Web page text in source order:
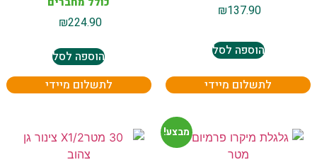
₪137.90
הוספה לסל
לתשלום מיידי
₪224.90
הוספה לסל
לתשלום מיידי
מבצע!